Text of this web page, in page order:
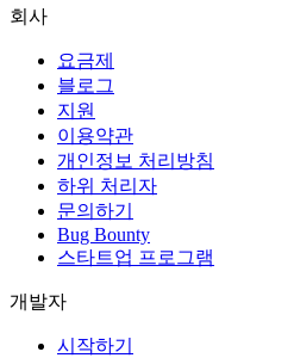
회사
요금제
블로그
지원
이용약관
개인정보 처리방침
하위 처리자
문의하기
Bug Bounty
스타트업 프로그램
개발자
시작하기